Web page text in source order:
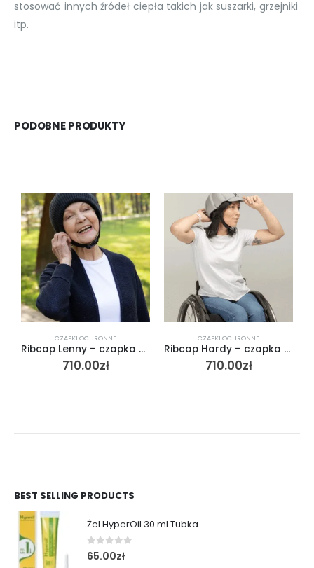
stosować innych źródeł ciepła takich jak suszarki, grzejniki
itp.
PODOBNE PRODUKTY
CZAPKI OCHRONNE
Ribcap Lenny – czapka chroniąca przed urazami dla dorosłych
710.00zł
CZAPKI OCHRONNE
Ribcap Hardy – czapka chroniąca przed urazami
710.00zł
BEST SELLING PRODUCTS
Żel HyperOil 30 ml Tubka
0out of 5
65.00zł